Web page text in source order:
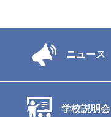
ニュース
学校説明会